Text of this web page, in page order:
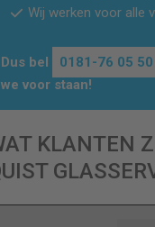
Wij werken voor alle
Dus bel 0181-76 05 50
we voor staan!
KLANTEN